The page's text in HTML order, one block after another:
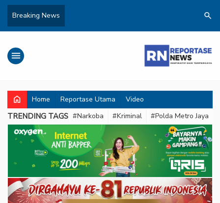
Breaking News search
menu
home Home Reportase Utama Video
TRENDING TAGS #Narkoba #Kriminal #Polda Metro Jaya